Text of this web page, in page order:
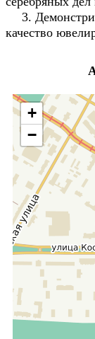
3.
качество
+
−